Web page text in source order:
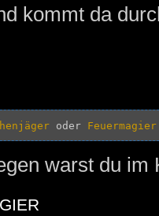
kommt da
oder Feuermagier
warst du im